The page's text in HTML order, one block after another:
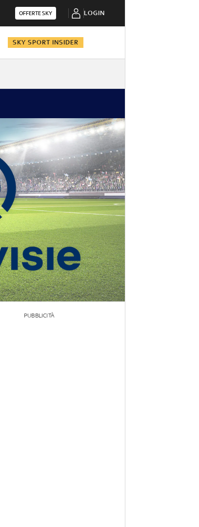
OFFERTE SKY LOGIN
SKY SPORT INSIDER
PUBBLICITÀ